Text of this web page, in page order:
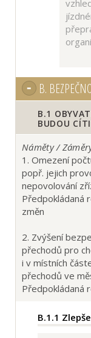
B.
B.1
BUDOU
Náměty /
1. Omezení
popř. jejich
nepovolování
Předpokládaná
změn
2. Zvýšení
přechodů pro
i v místních
přechodů ve
Předpokládaná
B.1.1